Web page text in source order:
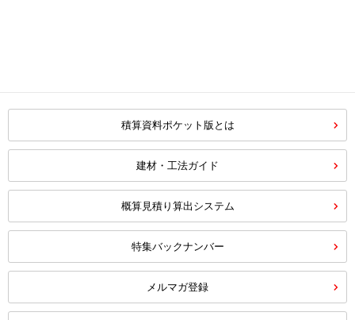
積算資料ポケット版とは
建材・工法ガイド
概算見積り算出システム
特集バックナンバー
メルマガ登録